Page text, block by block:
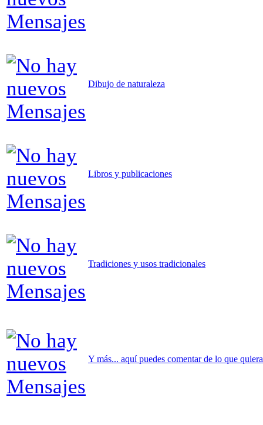
Dibujo de naturaleza
Libros y publicaciones
Tradiciones y usos tradicionales
Y más... aquí puedes comentar de lo que